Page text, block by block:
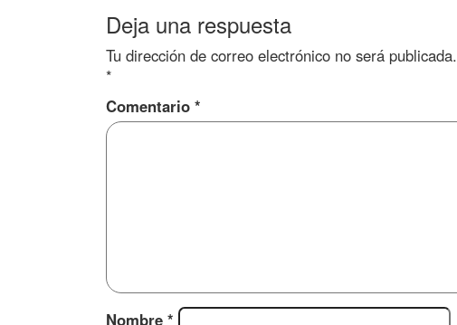
Deja una respuesta
Tu dirección de correo electrónico no será publicada.
*
Comentario *
Nombre *